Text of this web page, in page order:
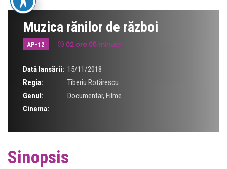
Muzica rănilor de război
AP-12 02 ore 05 minute
Dată lansării: 15/11/2018
Regia:
Tiberiu Rotărescu
Genul:
Documentar, Filme
Cinema:
Sinopsis